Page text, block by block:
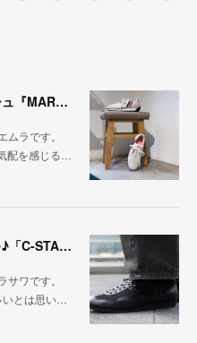
夏の足元を軽やかに！清涼メッシュ『MARATHON-ME2』
ラです。
配を感じる…
メッシュ×レザーで快適&上品に♪♪「C-STA-NOBLE（クール・スタジアム・ノーブル）」
ワです。
いとは思い…